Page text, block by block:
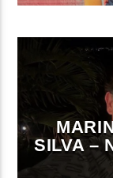
SILVA –